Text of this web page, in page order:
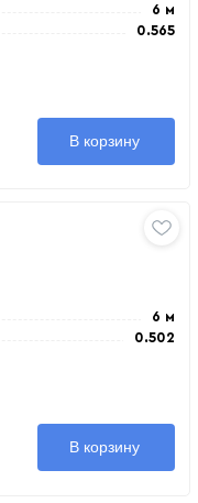
6 м
0.565
В корзину
6 м
0.502
В корзину